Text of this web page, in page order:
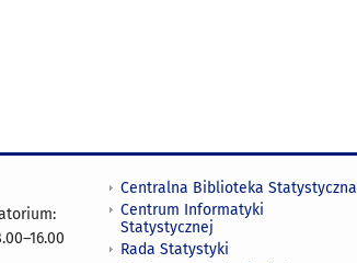
–16.00
Centralna Biblioteka Statystyczna
Centrum Informatyki
Statystycznej
Rada Statystyki